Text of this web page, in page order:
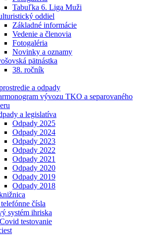
Tabuľka 6. Liga Muži
oddiel
Základné informácie
Vedenie a členovia
Fotogaléria
Novinky a oznamy
pätnástka
38. ročník
a odpady
vývozu TKO a separovaného
a legislatíva
Odpady 2025
Odpady 2024
Odpady 2023
Odpady 2022
Odpady 2021
Odpady 2020
Odpady 2019
Odpady 2018
čísla
systém ihriska
testovanie